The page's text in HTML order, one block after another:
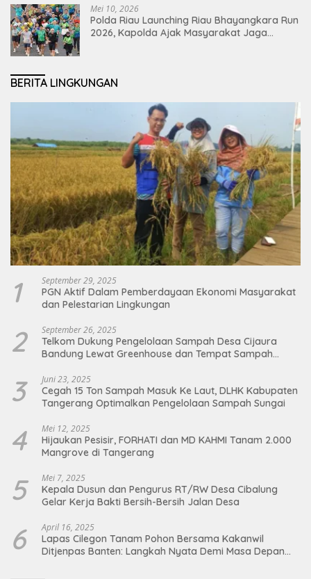
Mei 10, 2026
Polda Riau Launching Riau Bhayangkara Run
2026, Kapolda Ajak Masyarakat Jaga
BERITA LINGKUNGAN
1 September 29, 2025
PGN Aktif Dalam Pemberdayaan Ekonomi Masyarakat
dan Pelestarian Lingkungan
2 September 26, 2025
Telkom Dukung Pengelolaan Sampah Desa Cijaura
Bandung Lewat Greenhouse dan Tempat Sampah
3 Juni 23, 2025
Cegah 15 Ton Sampah Masuk Ke Laut, DLHK Kabupaten
Tangerang Optimalkan Pengelolaan Sampah Sungai
4 Mei 12, 2025
Hijaukan Pesisir, FORHATI dan MD KAHMI Tanam 2.000
Mangrove di Tangerang
5 Mei 7, 2025
Kepala Dusun dan Pengurus RT/RW Desa Cibalung
Gelar Kerja Bakti Bersih-Bersih Jalan Desa
6 April 16, 2025
Lapas Cilegon Tanam Pohon Bersama Kakanwil
Ditjenpas Banten: Langkah Nyata Demi Masa Depan